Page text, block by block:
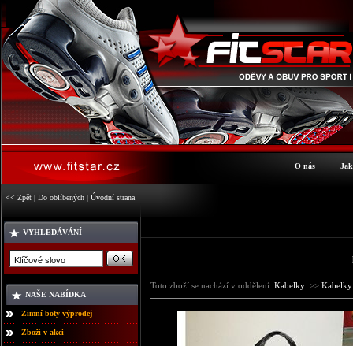
O nás
<< Zpět | Do oblíbených | Úvodní strana
VYHLEDÁVÁNÍ
NAŠE NABÍDKA
Zimní boty-výprodej
Zboží v akci
Toto zboží se nachází v oddělení: Kabelky >>